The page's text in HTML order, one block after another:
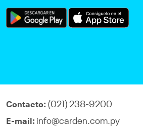
Contacto: (021) 238-9200
E-mail: info@carden.com.py